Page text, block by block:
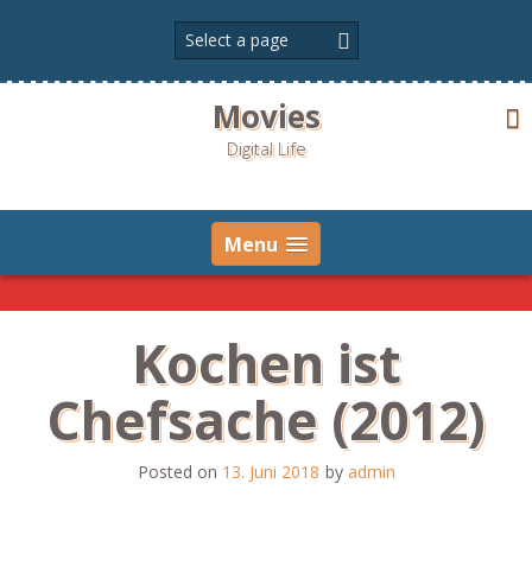
Movies
Digital Life
Menu
Kochen ist
Chefsache (2012)
Posted on 13. Juni 2018 by admin